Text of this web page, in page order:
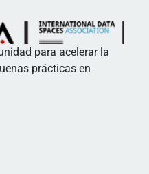
para acelerar la
prácticas en